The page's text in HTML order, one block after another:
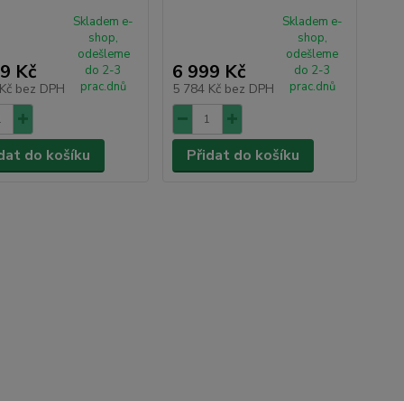
Kč
bez DPH
Skladem e-
shop,
odešleme
do 2-3
prac.dnů
do košíku
6 999 Kč
5 784 Kč bez DPH
Skladem e-
shop,
odešleme
do 2-3
prac.dnů
Přidat do košíku